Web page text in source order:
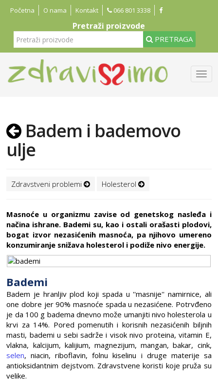
Početna O nama Kontakt 066 801 3338
Pretraži proizvode
PRETRAGA
Badem i bademovo
ulje
Zdravstveni problemi Holesterol
Masnoće u organizmu zavise od genetskog nasleđa i
načina ishrane. Bademi su, kao i ostali orašasti plodovi,
bogat izvor nezasićenih masnoća, pa njihovo umereno
konzumiranje snižava holesterol i podiže nivo energije.
Bademi
Badem je hranljiv plod koji spada u ''masnije'' namirnice, ali
one dobre jer 90% masnoće spada u nezasićene. Potrvđeno
je da 100 g badema dnevno može umanjiti nivo holesterola u
krvi za 14%. Pored pomenutih i korisnih nezasićenih biljnih
masti, bademi u sebi sadrže i visok nivo proteina, vitamin E,
vlakna, kalcijum, kalijium, magnezijum, mangan, bakar, cink,
selen, niacin, riboflavin, folnu kiselinu i druge materije sa
antioksidantnim dejstvom. Zdravstvene koristi koje pruža su
velike.